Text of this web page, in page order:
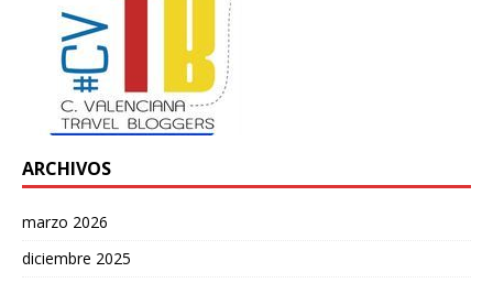
ARCHIVOS
marzo 2026
diciembre 2025